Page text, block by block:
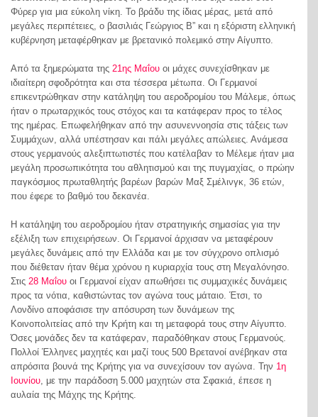
Φύρερ για μια εύκολη νίκη. Το βράδυ της ίδιας μέρας, μετά από
μεγάλες περιπέτειες, ο βασιλιάς Γεώργιος Β” και η εξόριστη ελληνική
κυβέρνηση μεταφέρθηκαν με βρετανικό πολεμικό στην Αίγυπτο.
Από τα ξημερώματα της 21ης Μαΐου οι μάχες συνεχίσθηκαν με
ιδιαίτερη σφοδρότητα και στα τέσσερα μέτωπα. Οι Γερμανοί
επικεντρώθηκαν στην κατάληψη του αεροδρομίου του Μάλεμε, όπως
ήταν ο πρωταρχικός τους στόχος και τα κατάφεραν προς το τέλος
της ημέρας. Επωφελήθηκαν από την ασυνεννοησία στις τάξεις των
Συμμάχων, αλλά υπέστησαν και πάλι μεγάλες απώλειες. Ανάμεσα
στους γερμανούς αλεξιπτωτιστές που κατέλαβαν το Μέλεμε ήταν μια
μεγάλη προσωπικότητα του αθλητισμού και της πυγμαχίας, ο πρώην
παγκόσμιος πρωταθλητής βαρέων βαρών Μαξ Σμέλινγκ, 36 ετών,
που έφερε το βαθμό του δεκανέα.
Η κατάληψη του αεροδρομίου ήταν στρατηγικής σημασίας για την
εξέλιξη των επιχειρήσεων. Οι Γερμανοί άρχισαν να μεταφέρουν
μεγάλες δυνάμεις από την Ελλάδα και με τον σύγχρονο οπλισμό
που διέθεταν ήταν θέμα χρόνου η κυριαρχία τους στη Μεγαλόνησο.
Στις 28 Μαΐου οι Γερμανοί είχαν απωθήσει τις συμμαχικές δυνάμεις
προς τα νότια, καθιστώντας τον αγώνα τους μάταιο. Έτσι, το
Λονδίνο αποφάσισε την απόσυρση των δυνάμεων της
Κοινοπολιτείας από την Κρήτη και τη μεταφορά τους στην Αίγυπτο.
Όσες μονάδες δεν τα κατάφεραν, παραδόθηκαν στους Γερμανούς.
Πολλοί Έλληνες μαχητές και μαζί τους 500 Βρετανοί ανέβηκαν στα
απρόσιτα βουνά της Κρήτης για να συνεχίσουν τον αγώνα. Την 1η
Ιουνίου, με την παράδοση 5.000 μαχητών στα Σφακιά, έπεσε η
αυλαία της Μάχης της Κρήτης.